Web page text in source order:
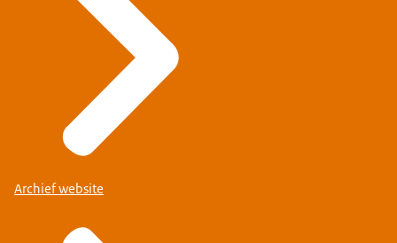
Archief website